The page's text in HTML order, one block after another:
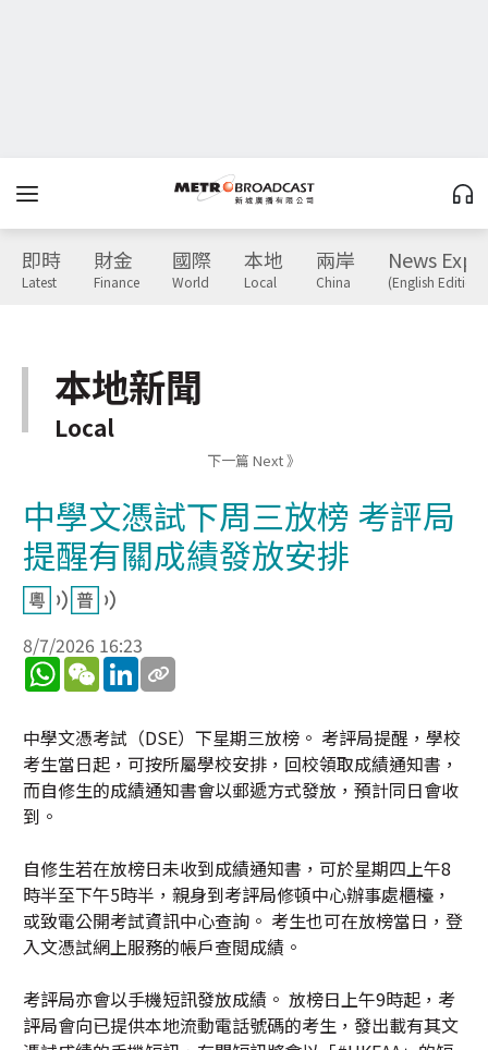
即時
Latest
財金
Finance
國際
World
本地
Local
兩岸
China
News
(English Edition)
本地新聞
Local
下一篇 Next 》
中學文憑試下周三放榜 考評局
提醒有關成績發放安排
8/7/2026 16:23
WhatsApp
WeChatLinkedIn
中學文憑考試（DSE）下星期三放榜。 考評局提醒，學校
考生當日起，可按所屬學校安排，回校領取成績通知書，
而自修生的成績通知書會以郵遞方式發放，預計同日會收
到。
自修生若在放榜日未收到成績通知書，可於星期四上午8
時半至下午5時半，親身到考評局修頓中心辦事處櫃檯，
或致電公開考試資訊中心查詢。 考生也可在放榜當日，登
入文憑試網上服務的帳戶查閲成績。
考評局亦會以手機短訊發放成績。 放榜日上午9時起，考
評局會向已提供本地流動電話號碼的考生，發出載有其文